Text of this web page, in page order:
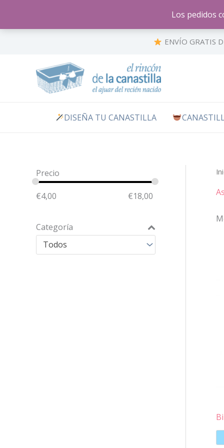
Los pedidos
contenido
ENVÍO GRATIS
DISEÑA TU CANASTILLA
Precio
€4,00 €18,00
Categoría
Todos